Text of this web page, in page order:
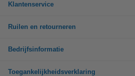
Klantenservice
Ruilen en retourneren
Bedrijfsinformatie
Toegankelijkheidsverklaring